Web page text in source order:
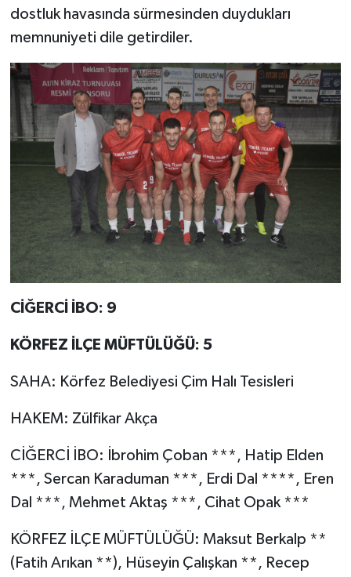
dostluk havasında sürmesinden duydukları
memnuniyeti dile getirdiler.
CİĞERCİ İBO: 9
KÖRFEZ İLÇE MÜFTÜLÜĞÜ: 5
SAHA: Körfez Belediyesi Çim Halı Tesisleri
HAKEM: Zülfikar Akça
CİĞERCİ İBO: İbrohim Çoban ***, Hatip Elden
***, Sercan Karaduman ***, Erdi Dal ****, Eren
Dal ***, Mehmet Aktaş ***, Cihat Opak ***
KÖRFEZ İLÇE MÜFTÜLÜĞÜ: Maksut Berkalp **
(Fatih Arıkan **), Hüseyin Çalışkan **, Recep